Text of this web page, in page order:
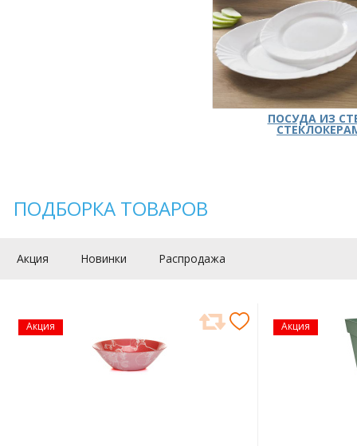
ПОСУДА ИЗ
ПОДБОРКА ТОВАРОВ
Акция Новинки Распродажа
Акция Акция